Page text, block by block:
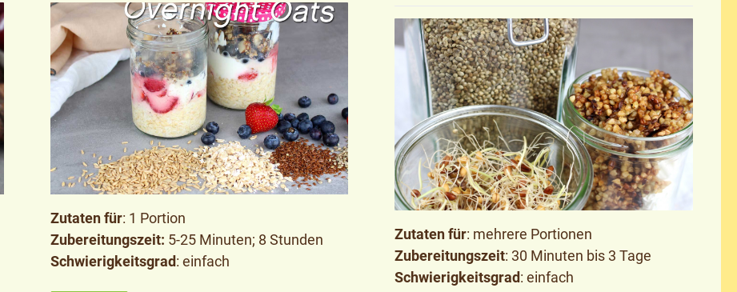
Zutaten für: 1 Portion
Zubereitungszeit: 5-25 Minuten; 8 Stunden
Schwierigkeitsgrad: einfach
Zutaten für: mehrere Portionen
Zubereitungszeit: 30 Minuten bis 3 Tage
Schwierigkeitsgrad: einfach